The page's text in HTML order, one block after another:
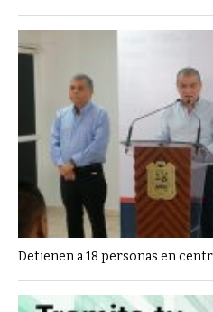
Detienen a 18 personas en